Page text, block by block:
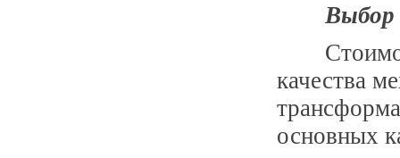
Выбор
качества
основных